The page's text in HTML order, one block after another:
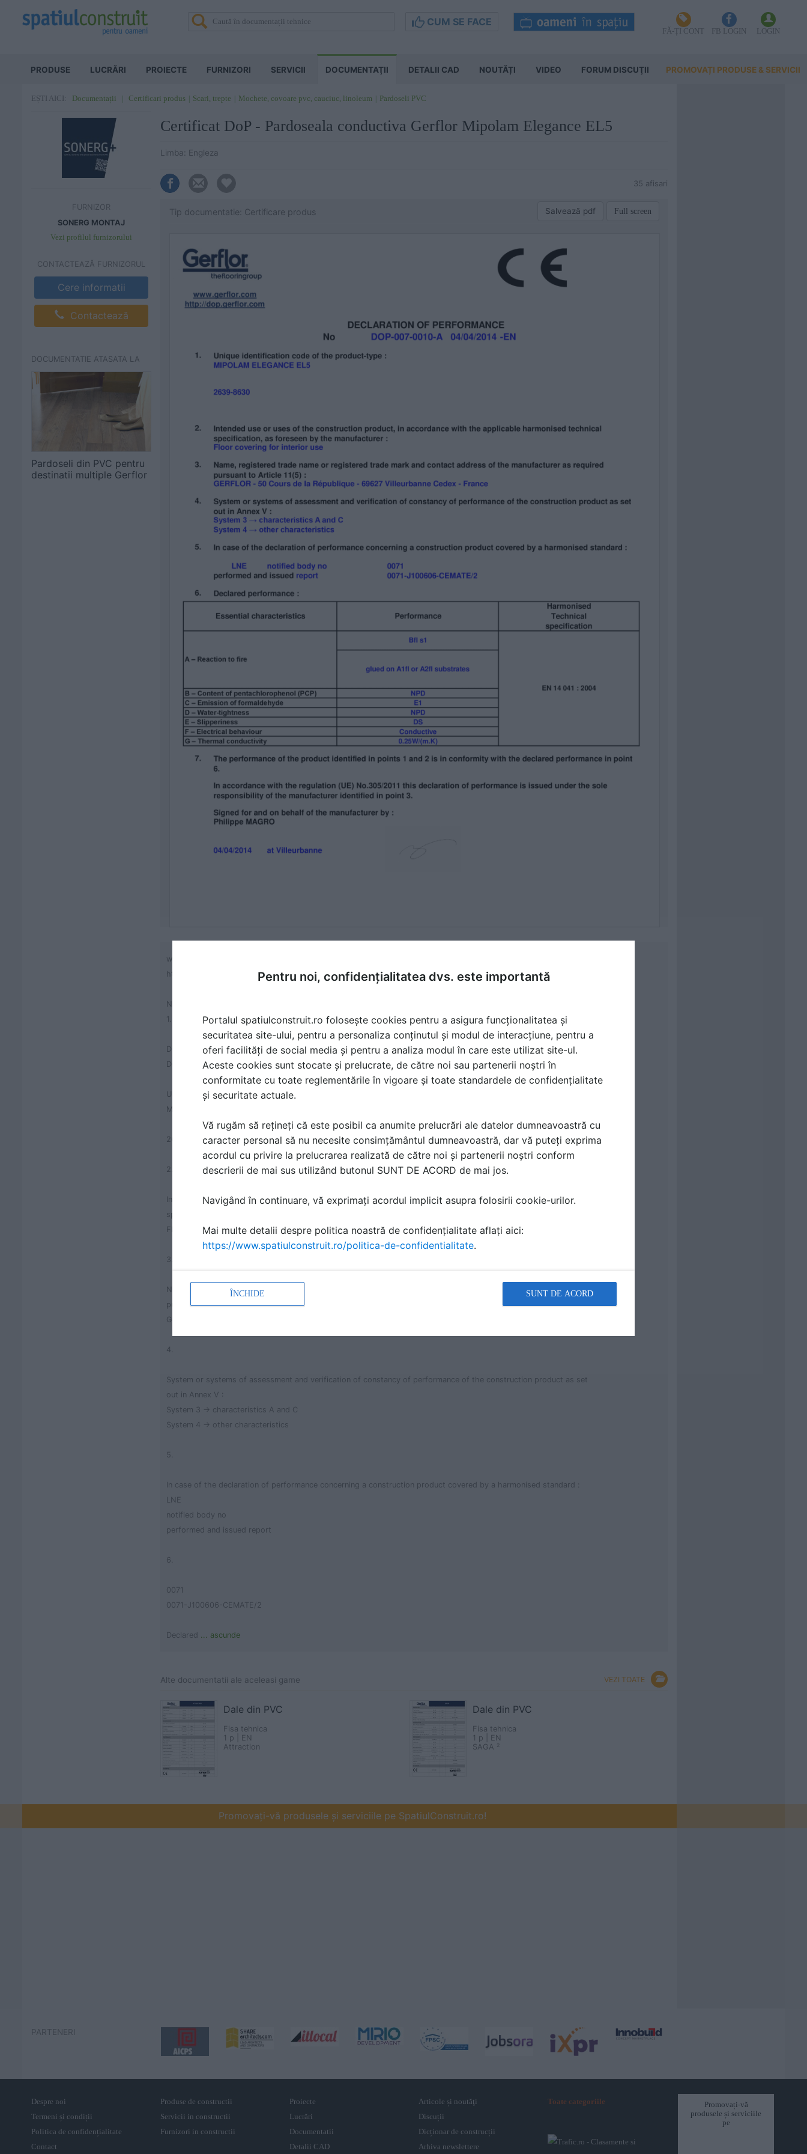
CUM SE FACE
FĂ-ȚI CONT FB LOGIN LOGIN
PRODUSE LUCRĂRI PROIECTE FURNIZORI SERVICII DOCUMENTAŢII DETALII CAD NOUTĂȚI VIDEO FORUM DISCUŢII PROMOVAȚI PRODUSE & SERVICII
EȘTI AICI: Documentații Certificari produs Scari, trepte Mochete, covoare pvc, cauciuc, linoleum Pardoseli PVC
FURNIZOR
SONERG MONTAJ
Vezi profilul furnizorului
CONTACTEAZĂ FURNIZORUL
Cere informatii
Contactează
DOCUMENTATIE ATASATA LA
Pardoseli din PVC pentru
destinatii multiple Gerflor
Certificat DoP - Pardoseala conductiva Gerflor Mipolam Elegance EL5
Limba: Engleza
35 afisari
Tip documentatie: Certificare produs Salvează pdf Full screen
www.gerflor.com
http://dop.gerflor.com
No
1.
DECLARATION OF PERFORMANCE
DOP-007-0010-A 04/04/2014 -EN
Unique identification code of the product-type :
MIPOLAM ELEGANCE EL5
2639-8630
2.
Intended use or uses of the construction product, in accordance with the applicable harmonised technical
specification, as foreseen by the manufacturer :
Floor covering for interior use
3.
Name, registered trade name or registered trade mark and contact address of the manufacturer as required
pursuant to Article 11(5) :
GERFLOR - 50 Cours de la République - 69627 Villeurbanne Cedex - France
4.
System or systems of assessment and verification of constancy of performance of the construction product as set
out in Annex V :
System 3 → characteristics A and C
System 4 → other characteristics
5.
In case of the declaration of performance concerning a construction product covered by a harmonised standard :
LNE
notified body no
performed and issued report
6.
0071
0071-J100606-CEMATE/2
Declared ... ascunde
Alte documentatii ale aceleasi game VEZI TOATE
Dale din PVC
Fisa tehnica
1 p | EN
Attraction
Dale din PVC
Fisa tehnica
1 p | EN
SAGA ²
Promovați-vă produsele și serviciile pe SpatiulConstruit.ro!
PARTENERI
Despre noi
Termeni și condiții
Politica de confidențialitate
Contact
Produse de constructii
Servicii in constructii
Furnizori in constructii
Proiecte
Lucrări
Documentatii
Detalii CAD
Articole și noutăţi
Discuții
Dicționar de construcții
Arhiva newslettere
Toate categoriile
Promovați-vă
produsele și serviciile
pe
Pentru noi, confidențialitatea dvs. este importantă
Portalul spatiulconstruit.ro folosește cookies pentru a asigura funcționalitatea și
securitatea site-ului, pentru a personaliza conținutul și modul de interacțiune, pentru a
oferi facilități de social media și pentru a analiza modul în care este utilizat site-ul.
Aceste cookies sunt stocate și prelucrate, de către noi sau partenerii noștri în
conformitate cu toate reglementările în vigoare și toate standardele de confidențialitate
și securitate actuale.
Vă rugăm să rețineți că este posibil ca anumite prelucrări ale datelor dumneavoastră cu
caracter personal să nu necesite consimțământul dumneavoastră, dar vă puteți exprima
acordul cu privire la prelucrarea realizată de către noi și partenerii noștri conform
descrierii de mai sus utilizând butonul SUNT DE ACORD de mai jos.
Navigând în continuare, vă exprimați acordul implicit asupra folosirii cookie-urilor.
Mai multe detalii despre politica noastră de confidențialitate aflați aici:
https://www.spatiulconstruit.ro/politica-de-confidentialitate.
ÎNCHIDE SUNT DE ACORD